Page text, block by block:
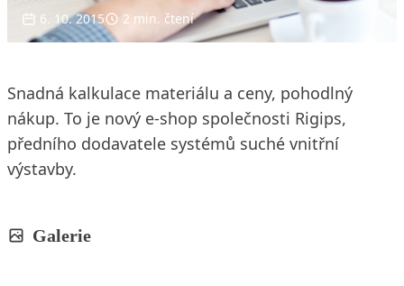
6. 10. 2015 2 min. čtení
Snadná kalkulace materiálu a ceny, pohodlný
nákup. To je nový e-shop společnosti Rigips,
předního dodavatele systémů suché vnitřní
výstavby.
Galerie